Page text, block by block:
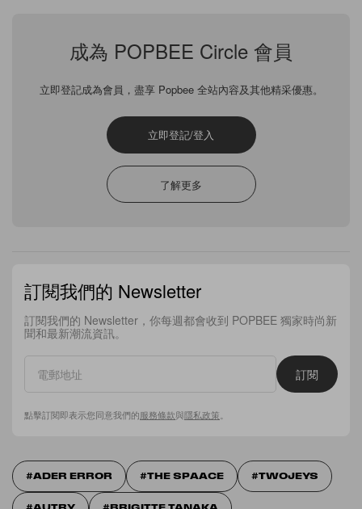
電話號碼*
本人同意並清楚以下條款
閣下所提供的個人資料將有機會用作市場分析等用途上。
成為 POPBEE Circle 會員
立即登記成為會員，盡享 Popbee 全站內容及其他精采優惠。
立即登記/登入
了解更多
訂閱我們的 Newsletter
訂閱我們的 Newsletter，你每週都會收到 POPBEE 獨家時尚新
聞和最新潮流資訊。
訂閱
點擊訂閱即表示您同意我們的服務條款與隱私政策
ADER ERROR THE SPAACE TWOJEYS